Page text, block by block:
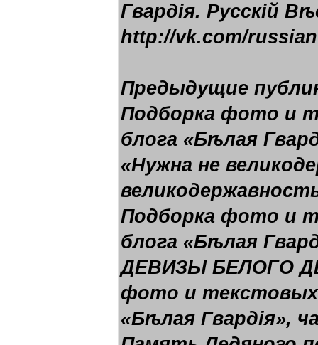
Гвардія. Русскій
http://vk.com/
Предыдущие
Подборка фото и
блога «Бѣлая
«Нужна не
Подборка фото и
блога «Бѣлая
ДЕВИЗЫ БЕЛОГО
фото и текстовых
«Бѣлая Гвардія»,